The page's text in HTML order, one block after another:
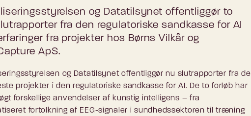
og Datatilsynet offentliggør to
fra den regulatoriske sandkasse for AI
fra projekter hos Børns Vilkår og
ApS.
og Datatilsynet offentliggør nu slutrapporter fra de
projekter i den regulatoriske sandkasse for AI. De to forløb har
forskellige anvendelser af kunstig intelligens – fra
fortolkning af EEG-signaler i sundhedssektoren til træning